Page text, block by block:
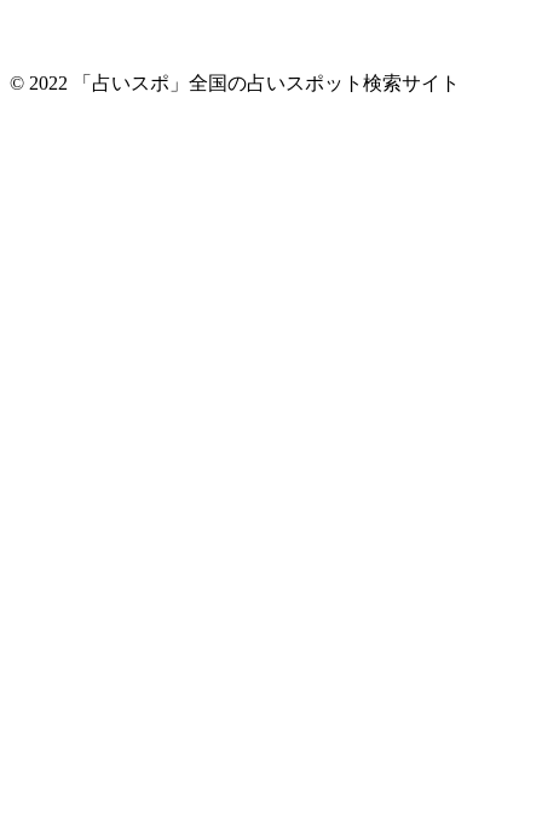
© 2022 「占いスポ」全国の占いスポット検索サイト